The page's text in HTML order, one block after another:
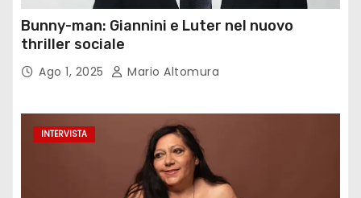
Bunny-man: Giannini e Luter nel nuovo
thriller sociale
Ago 1, 2025 Mario Altomura
INTERVISTA